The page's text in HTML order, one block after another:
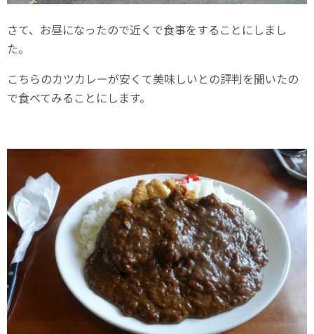
さて、お昼になったので近くで食事をすることにしまし
た。
こちらのカツカレーが安くて美味しいとの評判を聞いたの
で食べてみることにします。